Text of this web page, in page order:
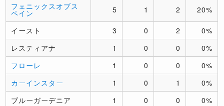
フェニックスオブス
ペイン 5 1 2 20%
イースト 3 0 2
0%
レスティアナ
1 0 0
0%
フローレ
1 0 0
0%
カーインスター
1 0 1
0%
ブルーガーデニア
1 0 0
0%